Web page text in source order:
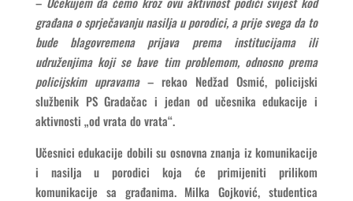
građana o sprječavanju nasilja u porodici, a prije svega da to
bude blagovremena prijava prema institucijama ili
udruženjima koji se bave tim problemom, odnosno prema
policijskim upravama– rekao Nedžad Osmić, policijski
službenik PS Gradačac i jedan od učesnika edukacije i
aktivnosti „od vrata do vrata“.
Učesnici edukacije dobili su osnovna znanja iz komunikacije
i nasilja u porodici koja će primijeniti prilikom
komunikacije sa građanima. Milka Gojković, studentica